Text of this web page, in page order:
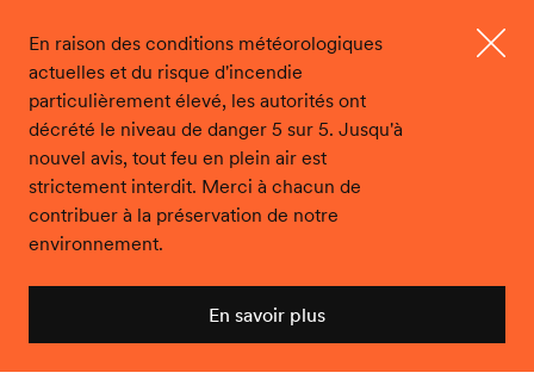
En raison des conditions météorologiques
actuelles et du risque d'incendie
particulièrement élevé, les autorités ont
décrété le niveau de danger 5 sur 5. Jusqu'à
nouvel avis, tout feu en plein air est
strictement interdit. Merci à chacun de
contribuer à la préservation de notre
environnement.
En savoir plus